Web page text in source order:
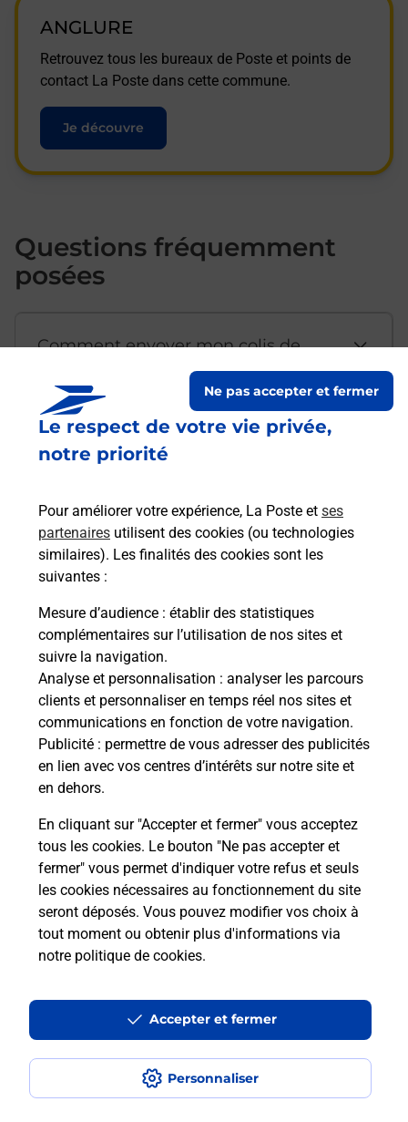
Le respect de votre vie privée,
notre priorité
Pour améliorer votre expérience, La Poste et ses
partenaires utilisent des cookies (ou technologies
similaires). Les finalités des cookies sont les
suivantes :
Mesure d’audience : établir des statistiques
complémentaires sur l’utilisation de nos sites et
suivre la navigation.
Analyse et personnalisation : analyser les parcours
clients et personnaliser en temps réel nos sites et
communications en fonction de votre navigation.
Publicité : permettre de vous adresser des publicités
en lien avec vos centres d’intérêts sur notre site et
en dehors.
En cliquant sur "Accepter et fermer" vous acceptez
tous les cookies. Le bouton "Ne pas accepter et
fermer" vous permet d'indiquer votre refus et seuls
les cookies nécessaires au fonctionnement du site
seront déposés. Vous pouvez modifier vos choix à
tout moment ou obtenir plus d'informations via
notre politique de cookies.
Personnaliser
Ne pas accepter et fermer
Accepter et fermer
ANGLURE
Retrouvez tous les bureaux de Poste et points de
contact La Poste dans cette commune.
Je découvre
Questions fréquemment
posées
Comment envoyer mon colis de
Est-il possible d’acheter un
emballage directement depuis un
Comment demander une
modification de livraison ?
Comment La Poste participe-t-elle
à votre sécurité au quotidien ?
Puis-je passer mon code de la route
avec La Poste et sous quelles
conditions ?
Localiser Liste Marne FERE CHAMPENOISE
Accessibilité : partiellement conforme
Conditions contractuelles
Mentions légales